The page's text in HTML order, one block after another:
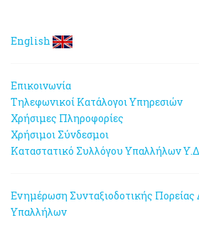
English
Επικοινωνία
Τηλεφωνικοί Κατάλογοι Υπηρεσιών
Χρήσιμες Πληροφορίες
Χρήσιμοι Σύνδεσμοι
Καταστατικό Συλλόγου Υπαλλήλων
Ενημέρωση Συνταξιοδοτικής Πορείας
Υπαλλήλων